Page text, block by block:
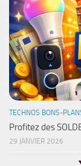
TECHNOS BONS-
Profitez des
29 JANVIER 2026